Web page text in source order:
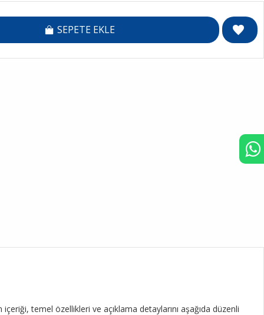
SEPETE EKLE
temel özellikleri ve açıklama detaylarını aşağıda düzenli